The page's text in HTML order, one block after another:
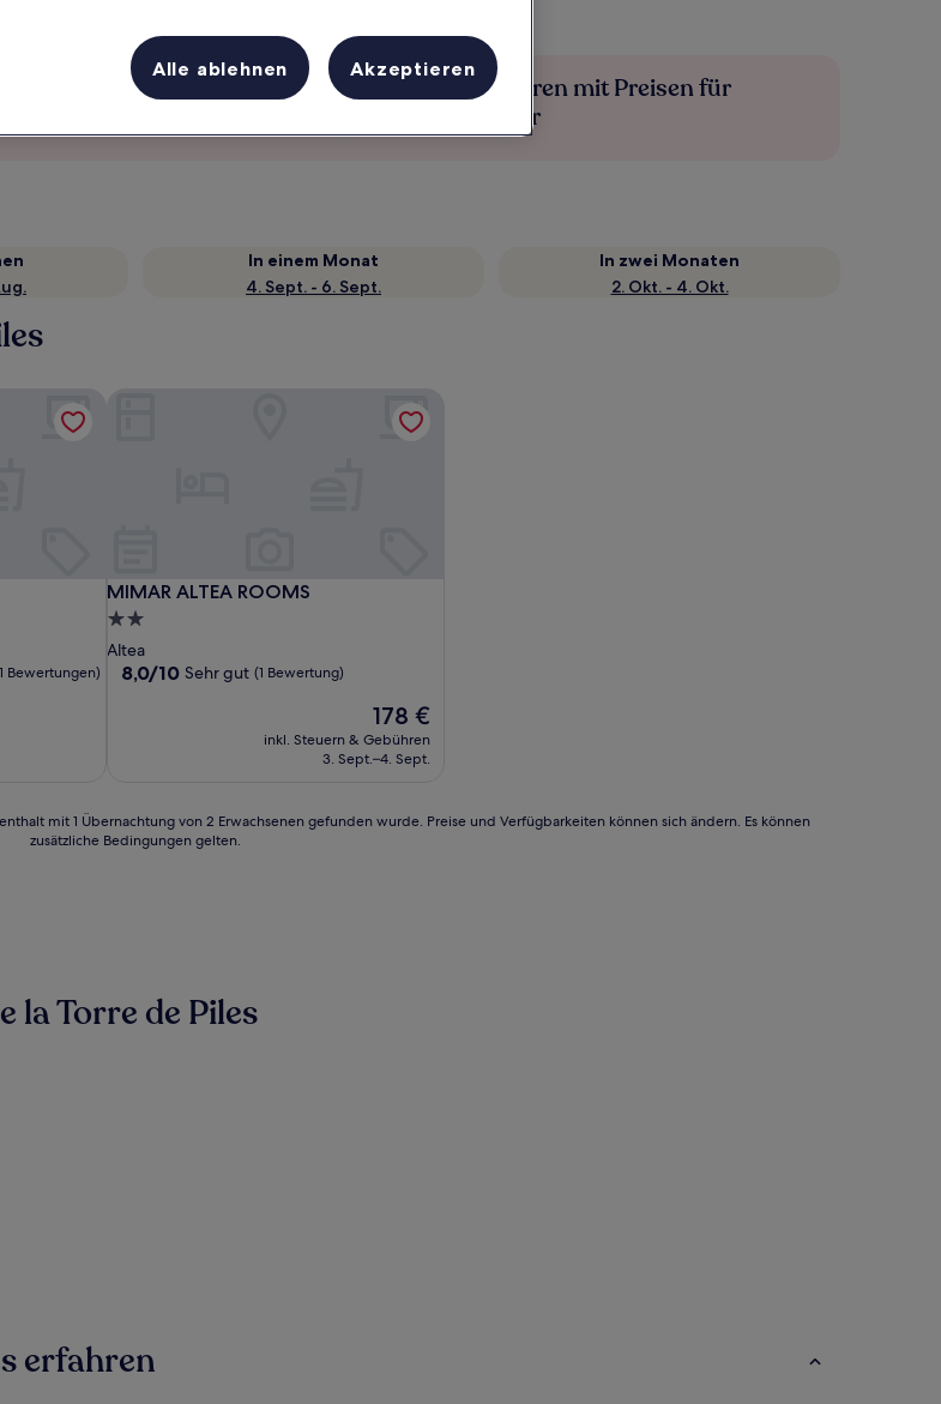
Prämien für jede
Mehr sparen mit Preisen für
Mitglieder
In einem Monat
4. Sept. - 6. Sept.
In zwei Monaten
2. Okt. - 4. Okt.
Bewertungen)
MIMAR ALTEA ROOMS
MIMAR ALTEA ROOMS
2.0-
Sterne-
Unterkunft
Altea
8.0
8,0/10 Sehr gut (1 Bewertung)
Der
Preis
beträgt
178 €
inkl. Steuern & Gebühren
3. Sept.–4. Sept.
mit 1 Übernachtung von 2 Erwachsenen gefunden wurde. Preise und Verfügbarkeiten können sich ändern. Es können
zusätzliche Bedingungen gelten.
la Torre de Piles
erfahren
Alle ablehnen Akzeptieren